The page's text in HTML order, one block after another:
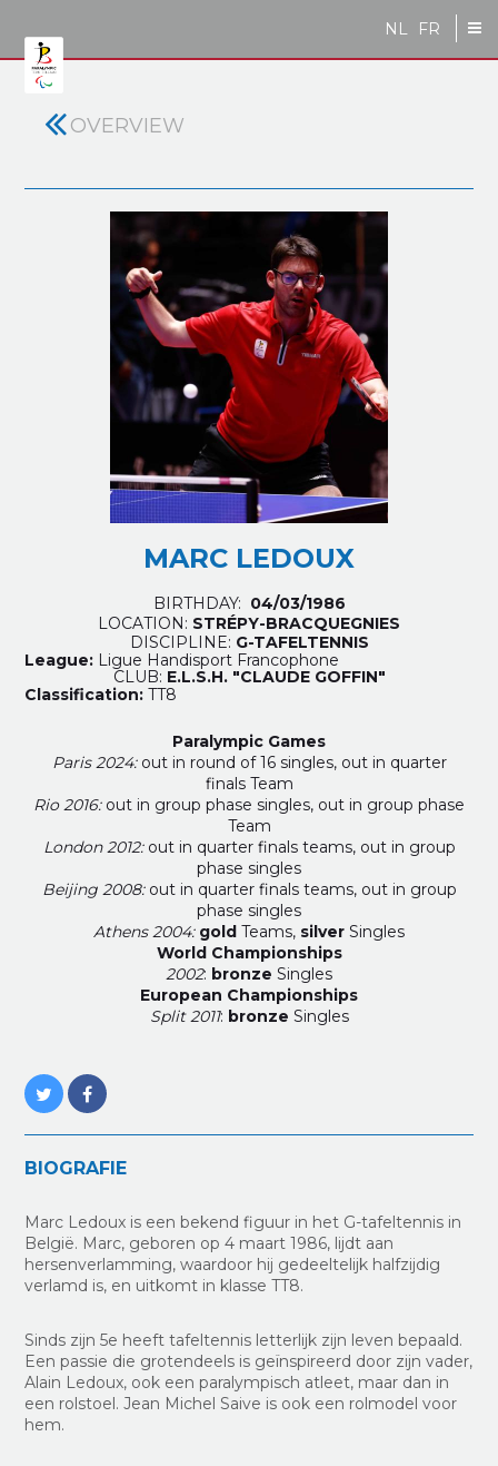
NL FR
OVERVIEW
MARC LEDOUX
BIRTHDAY: 04/03/1986
LOCATION: STRÉPY-BRACQUEGNIES
DISCIPLINE: G-TAFELTENNIS
League: Ligue Handisport Francophone
CLUB: E.L.S.H. "CLAUDE GOFFIN"
Classification:TT8
Paralympic Games
Paris 2024:out in round of 16 singles, out in quarter
finals Team
Rio 2016:out in group phase singles, out in group phase
Team
London 2012: out in quarter finals teams, out in group
phase singles
Beijing 2008:out in quarter finals teams, out in group
phase singles
Athens 2004: gold Teams, silver Singles
World Championships
2002: bronze Singles
European Championships
Split 2011: bronze Singles
BIOGRAFIE
Marc Ledoux is een bekend figuur in het G-tafeltennis in
België. Marc, geboren op 4 maart 1986, lijdt aan
hersenverlamming, waardoor hij gedeeltelijk halfzijdig
verlamd is, en uitkomt in klasse TT8.
Sinds zijn 5e heeft tafeltennis letterlijk zijn leven bepaald.
Een passie die grotendeels is geïnspireerd door zijn vader,
Alain Ledoux, ook een paralympisch atleet, maar dan in
een rolstoel. Jean Michel Saive is ook een rolmodel voor
hem.